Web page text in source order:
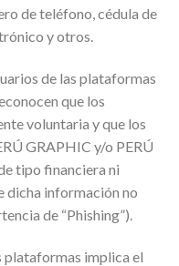
de teléfono, cédula de
y otros.
de las plataformas
que los
voluntaria y que los
GRAPHIC y/o PERÚ
tipo financiera ni
dicha información no
de “Phishing”).
plataformas implica el